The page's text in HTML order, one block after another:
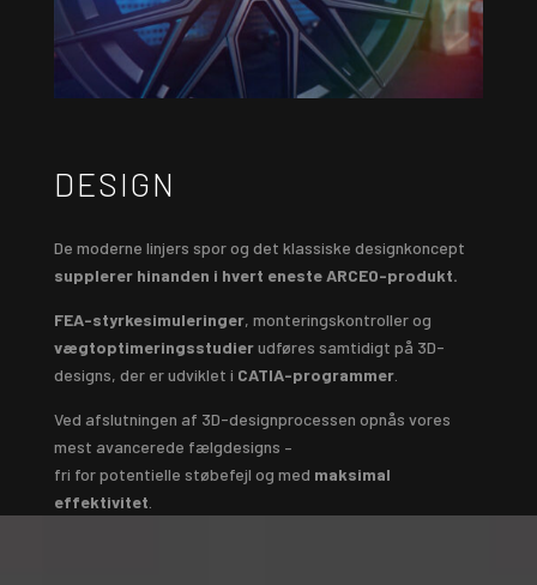
DESIGN
De moderne linjers spor og det klassiske designkoncept
supplerer hinanden i hvert eneste ARCEO-produkt.
FEA-styrkesimuleringer, monteringskontroller og
vægtoptimeringsstudierudføres samtidigt på 3D-
designs, der er udviklet i CATIA-programmer.
Ved afslutningen af 3D-designprocessen opnås vores
mest avancerede fælgdesigns –
fri for potentielle støbefejl og med maksimal
effektivitet